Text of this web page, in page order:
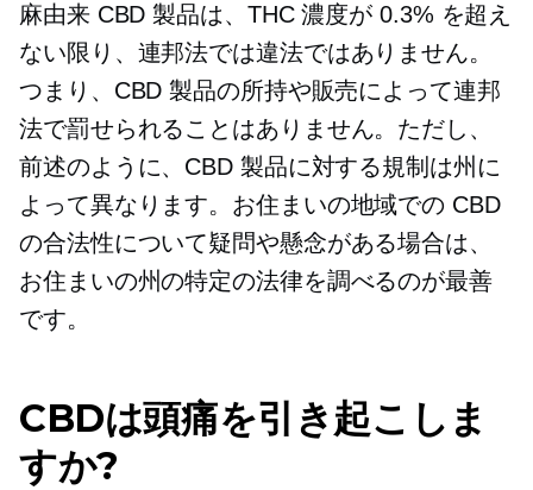
麻由来CBD 製品は、THC 濃度が 0.3% を超え
ない限り、連邦法では違法ではありません。
つまり、CBD 製品の所持や販売によって連邦
法で罰せられることはありません。ただし、
前述のように、CBD 製品に対する規制は州に
よって異なります。お住まいの地域での CBD
の合法性について疑問や懸念がある場合は、
お住まいの州の特定の法律を調べるのが最善
です。
CBDは頭痛を引き起こしま
すか?